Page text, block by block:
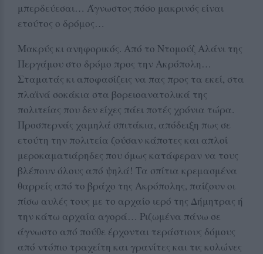
μπερδεύεσαι… Άγνωστος πόσο μακρινός είναι
ετούτος ο δρόμος…
Μακρύς κι ανηφορικός. Από το Ντομούζ Αλάνι της
Περγάμου στο δρόμο προς την Ακρόπολη…
Σταματάς κι αποφασίζεις να πας προς τα εκεί, στα
πλαϊνά σοκάκια στα βορειοανατολικά της
πολιτείας που δεν είχες πάει ποτές χρόνια τώρα.
Προσπερνάς χαμηλά σπιτάκια, απόδειξη πως σε
ετούτη την πολιτεία ζούσαν κάποτες και απλοί
μεροκαματιάρηδες που όμως κατάφεραν να τους
βλέπουν όλους από ψηλά! Τα σπίτια κρεμασμένα
θαρρείς από το βράχο της Ακρόπολης, παίζουν οι
πίσω αυλές τους με το αρχαίο ιερό της Δήμητρας ή
την κάτω αρχαία αγορά… Ριζωμένα πάνω σε
άγνωστο από πούθε έρχονται τεράστιους δόμους
από ντόπιο τραχείτη και γρανίτες και τις κολώνες